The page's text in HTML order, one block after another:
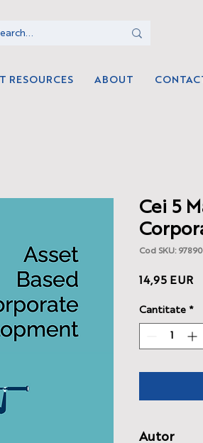
RESOURCES ABOUT
Cei 5
Cod SKU:
14,95 EUR
Cantitate *
Autor